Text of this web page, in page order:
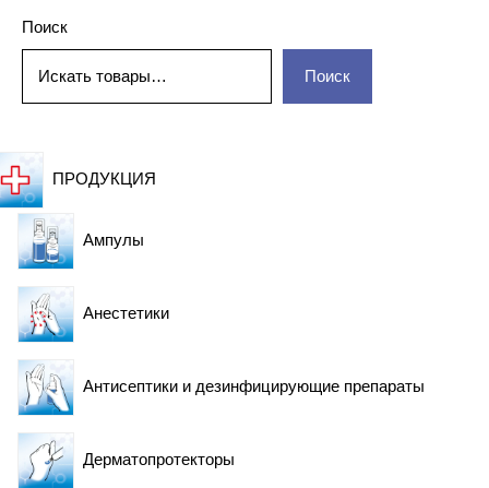
препаратами
Специальные предупреждения
Поиск
Поиск
ПРОДУКЦИЯ
Ампулы
Анестетики
Антисептики и дезинфицирующие препараты
Дерматопротекторы